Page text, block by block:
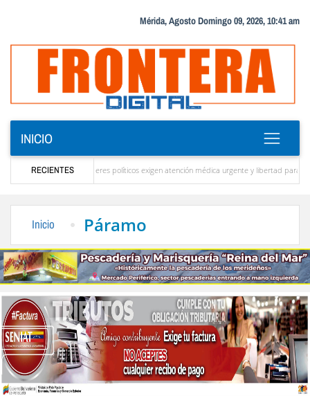
Mérida, Agosto Domingo 09, 2026, 10:41 am
INICIO
RECIENTES
energético
Líderes políticos exigen atención médica urgente y libertad para todos
Inicio Páramo